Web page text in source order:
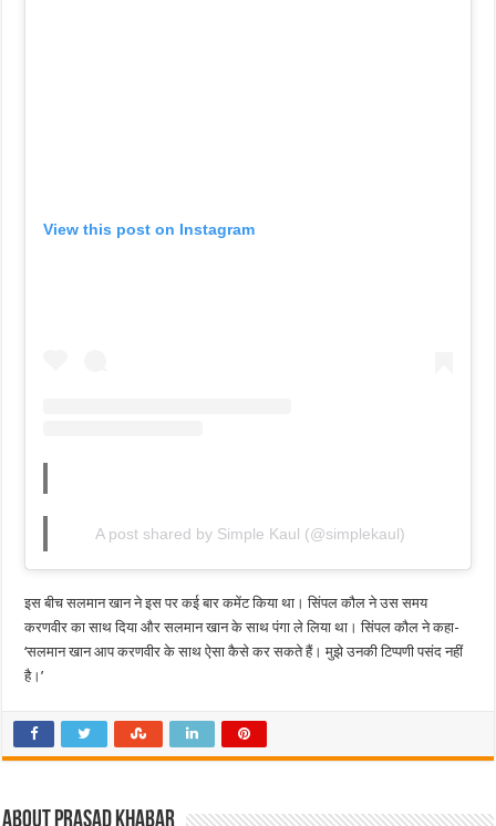
View this post on Instagram
A post shared by Simple Kaul (@simplekaul)
इस बीच सलमान खान ने इस पर कई बार कमेंट किया था। सिंपल कौल ने उस समय
करणवीर का साथ दिया और सलमान खान के साथ पंगा ले लिया था। सिंपल कौल ने कहा-
‘सलमान खान आप करणवीर के साथ ऐसा कैसे कर सकते हैं। मुझे उनकी टिप्पणी पसंद नहीं
है।’